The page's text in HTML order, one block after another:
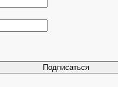
Подписаться